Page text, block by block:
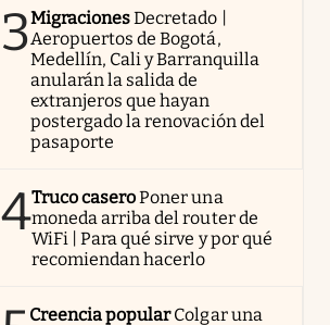
3MigracionesDecretado |
Aeropuertos de Bogotá,
Medellín, Cali y Barranquilla
anularán la salida de
extranjeros que hayan
postergado la renovación del
pasaporte
4Truco caseroPoner una
moneda arriba del router de
WiFi | Para qué sirve y por qué
recomiendan hacerlo
Creencia popularColgar una